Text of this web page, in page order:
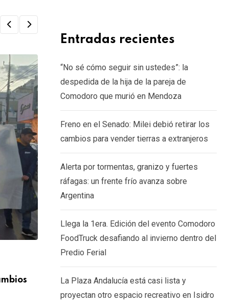
Alerta por tormentas, granizo y fuertes
frente
Entradas recientes
“No sé cómo seguir sin ustedes”: la
despedida de la hija de la pareja de
Comodoro que murió en Mendoza
Freno en el Senado: Milei debió retirar los
cambios para vender tierras a extranjeros
Alerta por tormentas, granizo y fuertes
ráfagas: un frente frío avanza sobre
Argentina
Llega la 1era. Edición del evento Comodoro
FoodTruck desafiando al invierno dentro del
Predio Ferial
La Plaza Andalucía está casi lista y
proyectan otro espacio recreativo en Isidro